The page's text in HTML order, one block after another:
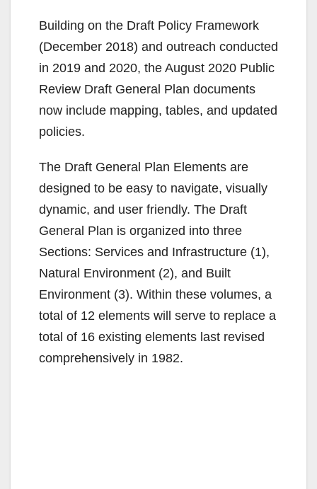
Building on the Draft Policy Framework
(December 2018) and outreach conducted
in 2019 and 2020, the August 2020 Public
Review Draft General Plan documents
now include mapping, tables, and updated
policies.
The Draft General Plan Elements are
designed to be easy to navigate, visually
dynamic, and user friendly. The Draft
General Plan is organized into three
Sections: Services and Infrastructure (1),
Natural Environment (2), and Built
Environment (3). Within these volumes, a
total of 12 elements will serve to replace a
total of 16 existing elements last revised
comprehensively in 1982.